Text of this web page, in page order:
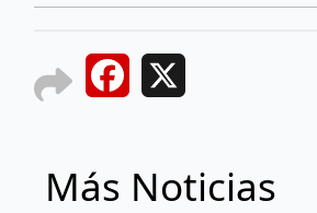
Facebook
Más Noticias